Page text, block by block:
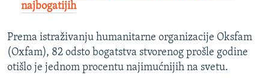
najbogatijih
Prema istraživanju humanitarne organizacije Oksfam
(Oxfam), 82 odsto bogatstva stvorenog prošle godine
otišlo je jednom procentu najimućnijih na svetu.